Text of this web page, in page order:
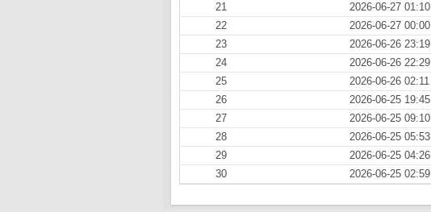
21
2026-06-27 01:10
22
2026-06-27 00:00
23
2026-06-26 23:19
24
2026-06-26 22:29
25
2026-06-26 02:11
26
2026-06-25 19:45
27
2026-06-25 09:10
28
2026-06-25 05:53
29
2026-06-25 04:26
30
2026-06-25 02:59